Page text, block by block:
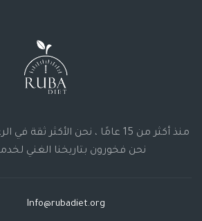
منذ أكثر من 15 عامًا ، نحن الأكثر
نحن فخورون بتاريخنا الغني
Info@rubadiet.org